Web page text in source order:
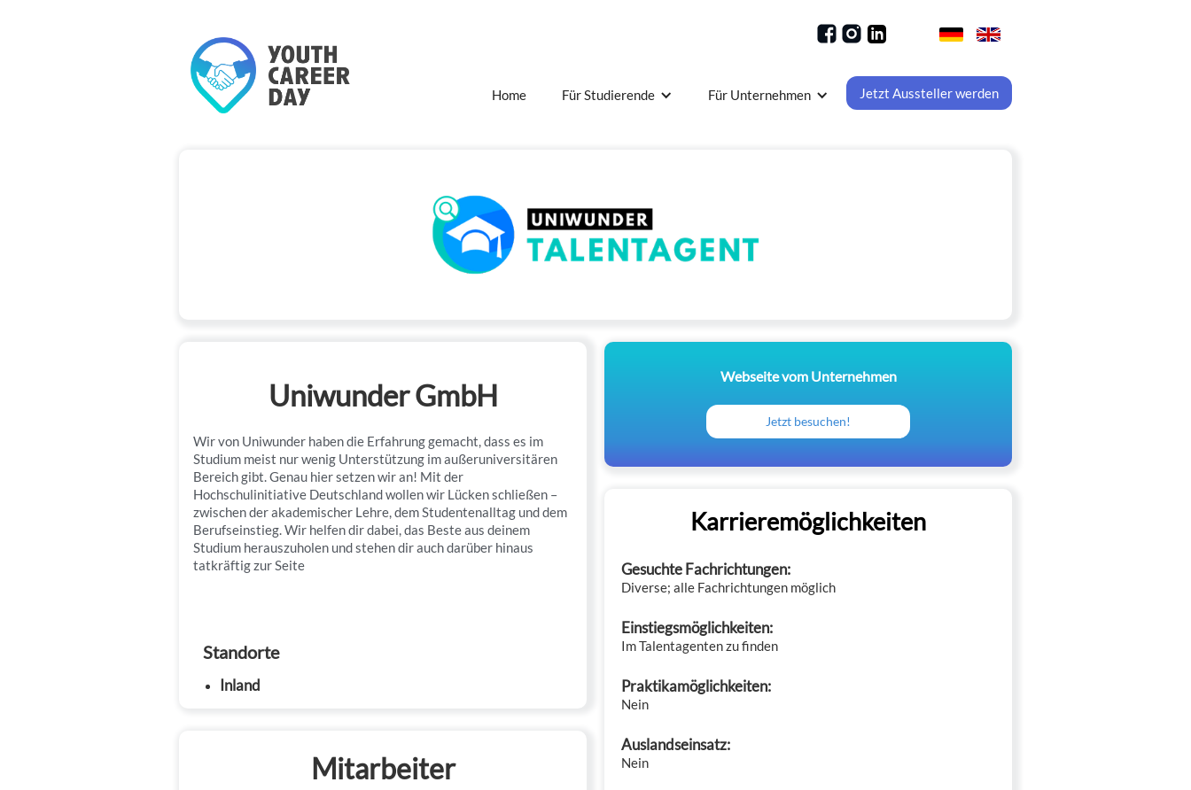
Home Für Studierende Für Unternehmen Jetzt Aussteller werden
Uniwunder GmbH
Wir von Uniwunder haben die Erfahrung gemacht, dass es im
Studium meist nur wenig Unterstützung im außeruniversitären
Bereich gibt. Genau hier setzen wir an! Mit der
Hochschulinitiative Deutschland wollen wir Lücken schließen –
zwischen der akademischer Lehre, dem Studentenalltag und dem
Berufseinstieg. Wir helfen dir dabei, das Beste aus deinem
Studium herauszuholen und stehen dir auch darüber hinaus
tatkräftig zur Seite
Standorte
Inland
Mitarbeiter
Webseite vom Unternehmen
Jetzt besuchen!
Karrieremöglichkeiten
Gesuchte Fachrichtungen:
Diverse; alle Fachrichtungen möglich
Einstiegsmöglichkeiten:
Im Talentagenten zu finden
Praktikamöglichkeiten:
Nein
Auslandseinsatz:
Nein